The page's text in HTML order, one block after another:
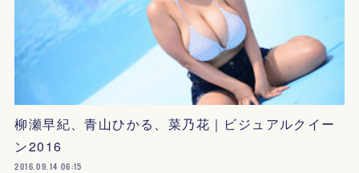
柳瀬早紀、青山ひかる、菜乃花｜ビジュアルクイー
ン2016
2016.09.14 06:15